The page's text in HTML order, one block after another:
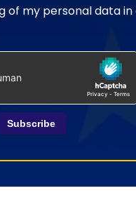
of my personal data
Subscribe